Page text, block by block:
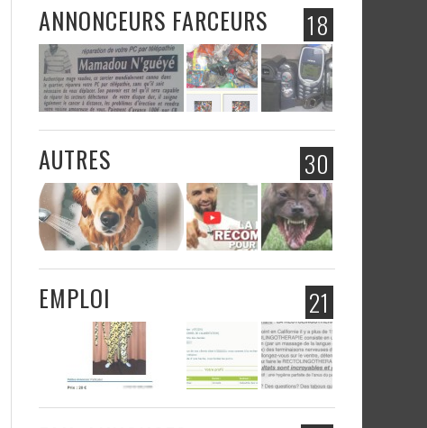
18
ANNONCEURS FARCEURS
30
AUTRES
21
EMPLOI